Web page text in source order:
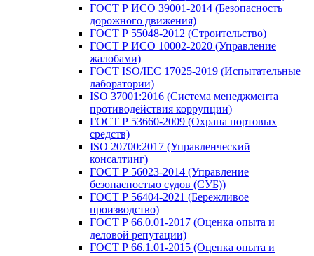
ГОСТ Р ИСО 39001-2014 (Безопасность
дорожного движения)
ГОСТ Р 55048-2012 (Строительство)
ГОСТ Р ИСО 10002-2020 (Управление
жалобами)
ГОСТ ISO/IEC 17025-2019 (Испытательные
лаборатории)
ISO 37001:2016 (Система менеджмента
противодействия коррупции)
ГОСТ Р 53660-2009 (Охрана портовых
средств)
ISO 20700:2017 (Управленческий
консалтинг)
ГОСТ Р 56023-2014 (Управление
безопасностью судов (СУБ))
ГОСТ Р 56404-2021 (Бережливое
производство)
ГОСТ Р 66.0.01-2017 (Оценка опыта и
деловой репутации)
ГОСТ Р 66.1.01-2015 (Оценка опыта и